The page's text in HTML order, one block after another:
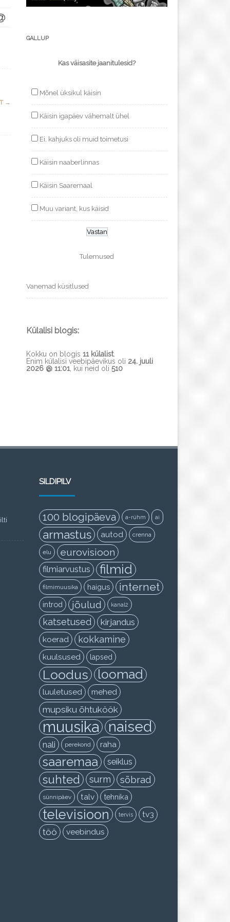
→
GALLUP
Kas väisasite jaanitulesid?
Mõnel üksikul käisin
Käisin igapäev vähemalt ühel
Ei, kahjuks oli muid toimetusi
Käisin naaberlinnas
Käisin Saaremaal
Muu variant, kus käisid
Tulemused
Vanemad küsitlused
Külalisi blogis:
Kokku on blogis 11 külalist.
Enim külalisi veebipäevikus oli 24. juuli
2026 @ 11:01 , kui neid oli 510
SILDIPILV
100 blogipäeva a-rühm ai
armastus autod crenna
elu eurovisioon
filmiarvustus filmid
filmimuusika haigus internet
introd jõulud kanal2
katsetused kirjandus
koerad kokkamine
kuulsused lapsed
Loodus loomad
luuletused mehed
mupsiku õhtuköök
muusika naised
nali perekond raha
saaremaa seiklus
suhted surm sõbrad
sünnipäev talv tehnika
televisioon tervis tv3
töö veebindus